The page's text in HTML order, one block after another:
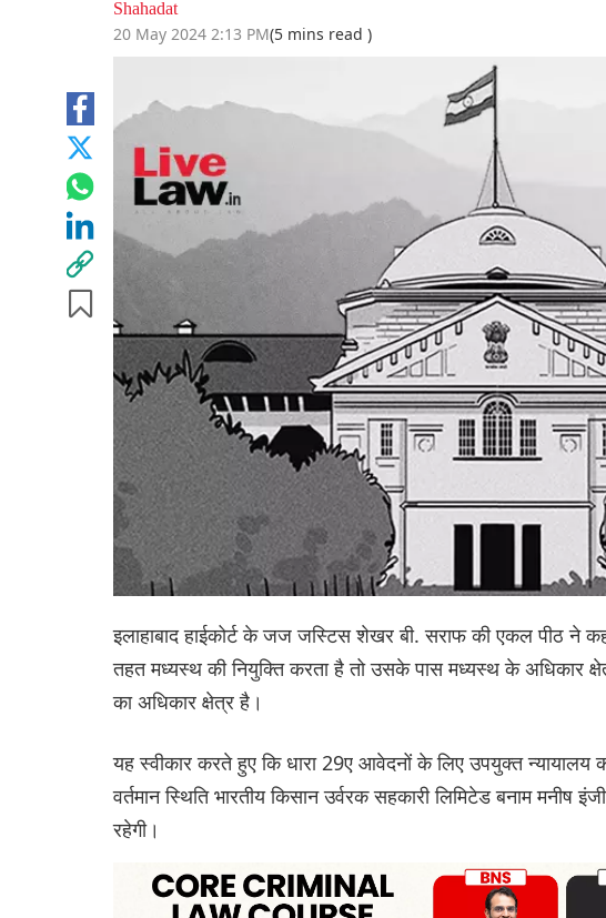
Shahadat
20 May 2024 2:13 PM(5 mins read )
इलाहाबाद हाईकोर्ट के जज जस्टिस शेखर बी. सराफ की एकल पीठ ने
तहत मध्यस्थ की नियुक्ति करता है तो उसके पास मध्यस्थ के अधिकार
का अधिकार क्षेत्र है।
यह स्वीकार करते हुए कि धारा 29ए आवेदनों के लिए उपयुक्त न्यायालय का
वर्तमान स्थिति भारतीय किसान उर्वरक सहकारी लिमिटेड बनाम मनीष
रहेगी।